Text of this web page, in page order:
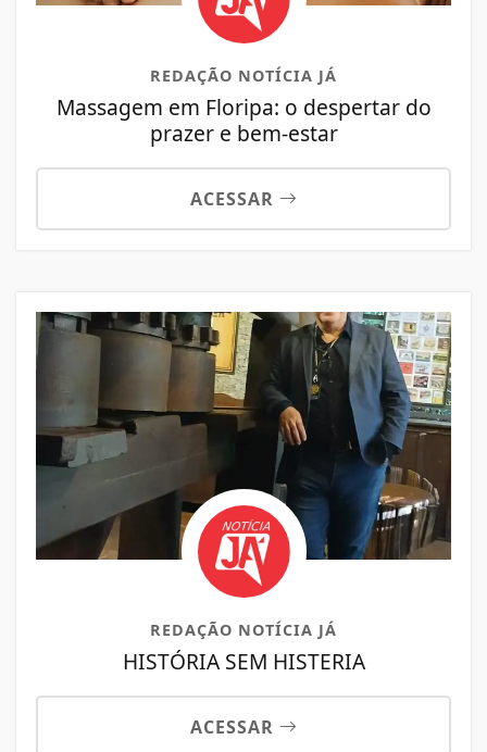
REDAÇÃO NOTÍCIA JÁ
Massagem em Floripa: o despertar do
prazer e bem-estar
ACESSAR
REDAÇÃO NOTÍCIA JÁ
HISTÓRIA SEM HISTERIA
ACESSAR